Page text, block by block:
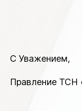
С Уважением,
Правление ТСН